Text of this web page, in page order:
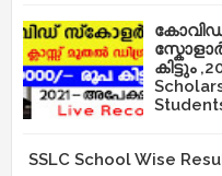
കിട്ടും
SSLC School Wise